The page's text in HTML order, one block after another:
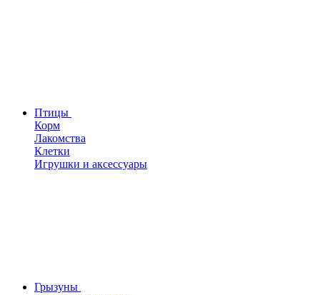
Птицы
Корм
Лакомства
Клетки
Игрушки и аксессуары
Грызуны